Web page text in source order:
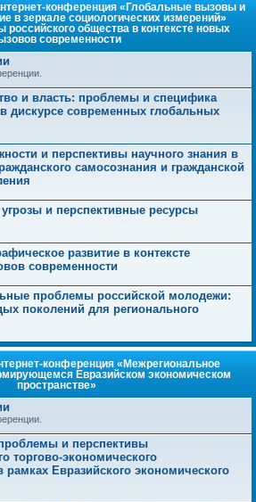
конференция «Глобальные вызовы и
в зеркале социологических измерений»
общества в контексте новых
современности
и власть: проблемы и специфика
дискурсе современных глобальных
и перспективы научного знания в
самосознания и гражданской
и перспективные ресурсы
развитие в контексте
современности
проблемы российской молодежи:
поколений для регионального
конференция «Межрегиональное
Евразийском экономическом
пространстве»
и перспективы
торгово-экономического
рамках Евразийского экономического